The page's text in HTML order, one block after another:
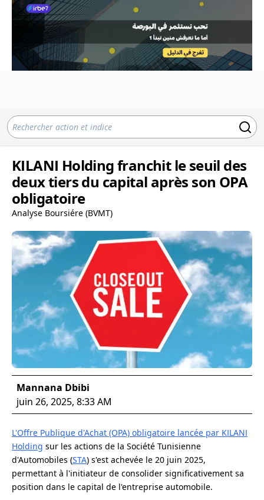
KILANI Holding franchit le seuil des
deux tiers du capital après son OPA
obligatoire
Analyse Boursiére (BVMT)
Mannana Dbibi
juin 26, 2025, 8:33 AM
L'Offre Publique d'Achat (OPA) obligatoire lancée par KILANI
Holding sur les actions de la Société Tunisienne
d'Automobiles (STA) s'est achevée le 20 juin 2025,
permettant à l'initiateur de consolider significativement sa
position dans le capital de l'entreprise automobile.